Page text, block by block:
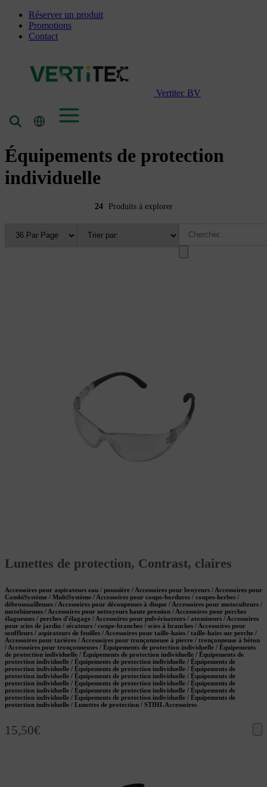
Réserver un produit
Promotions
Contact
Vertitec BV
Équipements de protection
individuelle
24 Produits à explorer
Lunettes de protection, Contrast, claires
Accessoires pour aspirateurs eau / poussière / Accessoires pour broyeurs / Accessoires pour
CombiSystème / MultiSystème / Accessoires pour coupe-bordures / coupes-herbes /
débroussailleuses / Accessoires pour découpeuses à disque / Accessoires pour motoculteurs /
motobineuses / Accessoires pour nettoyeurs haute pression / Accessoires pour perches
élagueuses / perches d'élagage / Accessoires pour pulvérisateurs / atomiseurs / Accessoires
pour scies de jardin / sécateurs / coupe-branches / scies à branches / Accessoires pour
souffleurs / aspirateurs de feuilles / Accessoires pour taille-haies / taille-haies sur perche /
Accessoires pour tarières / Accessoires pour tronçonneuse à pierre / tronçonneuse à béton
/ Accessoires pour tronçonneuses / Équipements de protection individuelle / Équipements
de protection individuelle / Équipements de protection individuelle / Équipements de
protection individuelle / Équipements de protection individuelle / Équipements de
protection individuelle / Équipements de protection individuelle / Équipements de
protection individuelle / Équipements de protection individuelle / Équipements de
protection individuelle / Équipements de protection individuelle / Équipements de
protection individuelle / Équipements de protection individuelle / Équipements de
protection individuelle / Équipements de protection individuelle / Équipements de
protection individuelle / Lunettes de protection / STIHL Accessoires
15,50€